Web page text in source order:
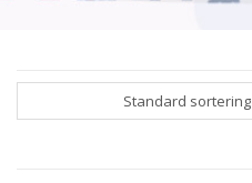
Standard sortering